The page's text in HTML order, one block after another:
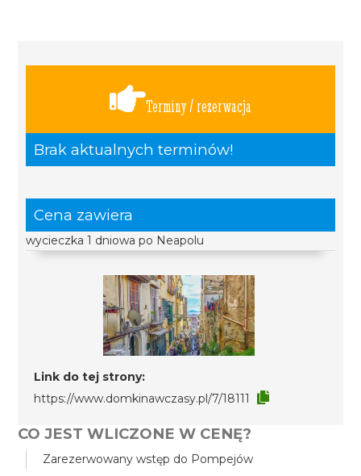
Terminy / rezerwacja
Brak aktualnych terminów!
Cena zawiera
wycieczka 1 dniowa po Neapolu
Link do tej strony:
https://www.domkinawczasy.pl/7/18111
CO JEST WLICZONE W CENĘ?
Zarezerwowany wstęp do Pompejów